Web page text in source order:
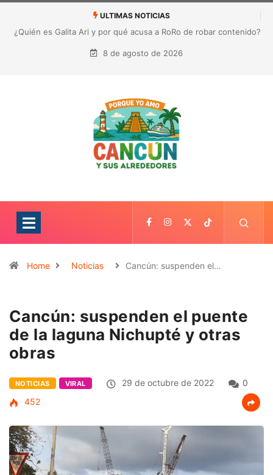
ULTIMAS NOTICIAS
¿Quién es Galita Ari y por qué acusa a RoRo de robar contenido?
La polémica que sacude las redes sociales
8 de agosto de 2026
Home Noticias Cancún: suspenden el…
Cancún: suspenden el puente
de la laguna Nichupté y otras
obras
NOTICIAS VIRAL 29 de octubre de 2022
0
452